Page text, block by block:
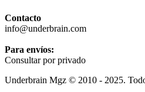
Contacto
info@underbrain.com
Para envíos:
Consultar por privado
Underbrain Mgz © 2010 - 2025.